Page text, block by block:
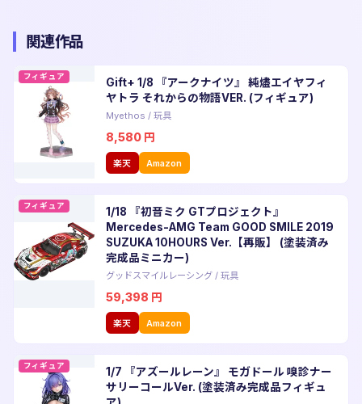
関連作品
フィギュア
Gift+ 1/8 『アークナイツ』 純燼エイヤフィ
ヤトラ それからの物語VER. (フィギュア)
Myethos / 玩具
8,580 円
楽天 Amazon
フィギュア
1/18 『初音ミク GTプロジェクト』
Mercedes-AMG Team GOOD SMILE 2019
SUZUKA 10HOURS Ver.【再販】 (塗装済み
完成品ミニカー)
グッドスマイルレーシング/ 玩具
59,398 円
楽天 Amazon
フィギュア
1/7 『アズールレーン』 モガドール 嗅診ナー
サリーコールVer. (塗装済み完成品フィギュ